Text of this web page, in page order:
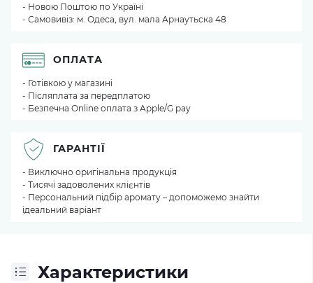
Характеристики
- Новою Поштою по Україні
- Самовивіз: м. Одеса, вул. мала Арнаутьска 48
ОПЛАТА
- Готівкою у магазині
- Післяплата за передплатою
- Безпечна Online оплата з Apple/G pay
ГАРАНТІЇ
- Виключно оригінальна продукція
- Тисячі задоволених клієнтів
- Персональний підбір аромату – допоможемо знайти
ідеальний варіант